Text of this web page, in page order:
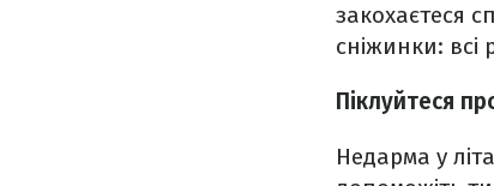
закохаєтеся
сніжинки: всі
Піклуйтеся
Недарма у